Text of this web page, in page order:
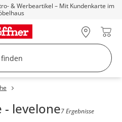
& Werbeartikel – Mit Kundenkarte im
levelone7 Ergebnisse